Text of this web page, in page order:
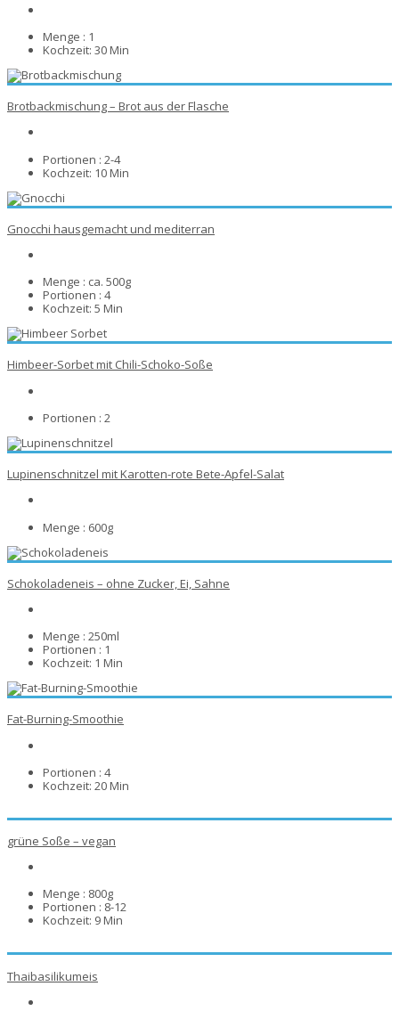
Menge : 1
Kochzeit: 30 Min
Brotbackmischung – Brot aus der Flasche
Portionen : 2-4
Kochzeit: 10 Min
Gnocchi hausgemacht und mediterran
Menge : ca. 500g
Portionen : 4
Kochzeit: 5 Min
Himbeer-Sorbet mit Chili-Schoko-Soße
Portionen : 2
Lupinenschnitzel mit Karotten-rote Bete-Apfel-Salat
Menge : 600g
Schokoladeneis – ohne Zucker, Ei, Sahne
Menge : 250ml
Portionen : 1
Kochzeit: 1 Min
Fat-Burning-Smoothie
Portionen : 4
Kochzeit: 20 Min
grüne Soße – vegan
Menge : 800g
Portionen : 8-12
Kochzeit: 9 Min
Thaibasilikumeis